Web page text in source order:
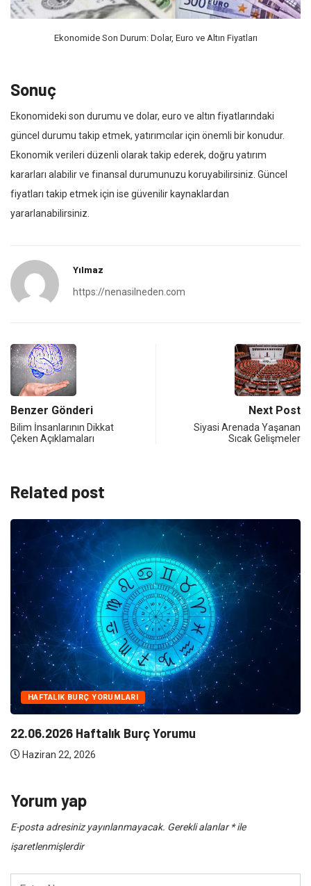
Ekonomide Son Durum: Dolar, Euro ve Altın Fiyatları
Sonuç
Ekonomideki son durumu ve dolar, euro ve altın fiyatlarındaki
güncel durumu takip etmek, yatırımcılar için önemli bir konudur.
Ekonomik verileri düzenli olarak takip ederek, doğru yatırım
kararları alabilir ve finansal durumunuzu koruyabilirsiniz. Güncel
fiyatları takip etmek için ise güvenilir kaynaklardan
yararlanabilirsiniz.
Yılmaz
https://nenasilneden.com
Benzer Gönderi
Bilim İnsanlarının Dikkat
Çeken Açıklamaları
Next Post
Siyasi Arenada Yaşanan
Sıcak Gelişmeler
Related post
NE
Klima Bakımının Önemi Nedir ?
Haziran 10, 2026
Yorum yap
E-posta adresiniz yayınlanmayacak. Gerekli alanlar*ile
işaretlenmişlerdir